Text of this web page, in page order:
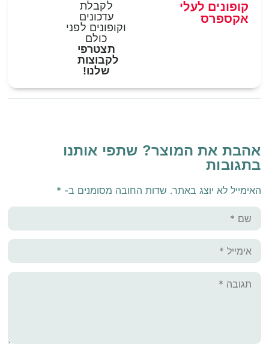
לקבלת
עדכונים
וקופונים לפני
כולם
תצטרפי
לקבוצות
שלנו!
קופונים לעלי
אקספרס
אהבת את המוצר? שתפי אותנו
בתגובות
האימייל לא יוצג באתר. שדות החובה מסומנים ב- *